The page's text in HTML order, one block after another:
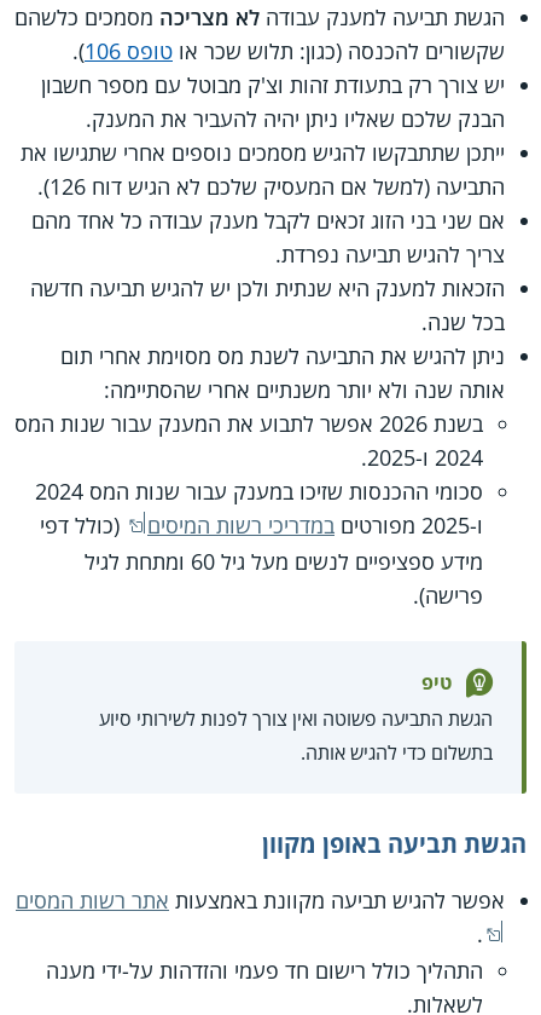
הגשת תביעה למענק עבודה לא מצריכה מסמכים כלשהם
שקשורים להכנסה (כגון: תלוש שכר או טופס 106
).
יש צורך רק בתעודת זהות וצ'ק מבוטל עם מספר חשבון
הבנק שלכם שאליו ניתן יהיה להעביר את המענק.
ייתכן שתתבקשו להגיש מסמכים נוספים אחרי שתגישו את
התביעה (למשל אם המעסיק שלכם לא הגיש דוח 126).
אם שני בני הזוג זכאים לקבל מענק עבודה כל אחד מהם
צריך להגיש תביעה נפרדת.
הזכאות למענק היא שנתית ולכן יש להגיש תביעה חדשה
בכל שנה.
ניתן להגיש את התביעה לשנת מס מסוימת אחרי תום
אותה שנה ולא יותר משנתיים אחרי שהסתיימה:
בשנת 2026 אפשר לתבוע את המענק עבור שנות המס
2024 ו-2025.
סכומי ההכנסות שזיכו במענק עבור שנות המס 2024
ו-2025 מפורטים
במדריכי רשות המיסים
(כולל דפי
מידע ספציפיים לנשים מעל גיל 60 ומתחת לגיל
פרישה).
טיפ
הגשת התביעה פשוטה ואין צורך לפנות לשירותי סיוע
בתשלום כדי להגיש אותה.
הגשת תביעה באופן מקוון
אפשר להגיש תביעה מקוונת באמצעות אתר רשות המסים
.
התהליך כולל רישום חד פעמי והזדהות על-ידי מענה
לשאלות.